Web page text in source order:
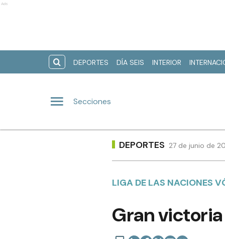
Ads
DEPORTES DÍA SEIS INTERIOR
Secciones
DEPORTES 27 de junio de
LIGA DE LAS NACIONES
Gran